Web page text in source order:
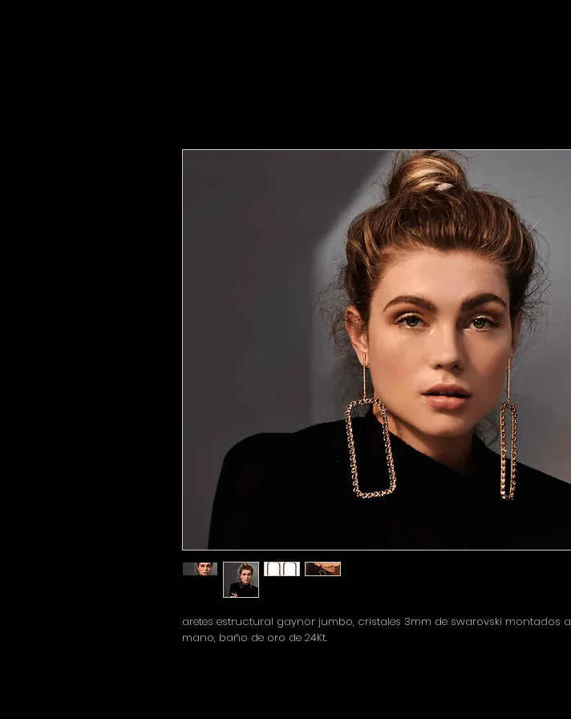
aretes estructural gaynor jumbo, cristales 3mm de swarovski montados a
mano, baño de oro de 24Kt.